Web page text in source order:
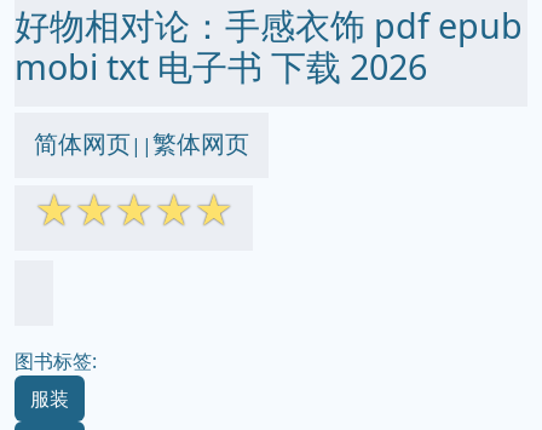
好物相对论：手感衣饰 pdf epub
mobi txt 电子书 下载 2026
简体网页||繁体网页
☆☆☆☆☆
图书标签:
服装